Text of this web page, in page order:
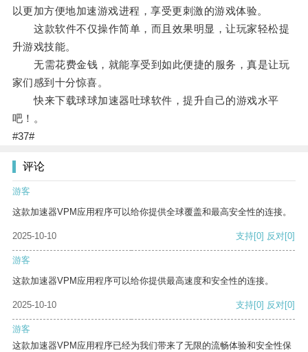
以更加方便地加速游戏进程，享受更刺激的游戏体验。
这款软件不仅操作简单，而且效果明显，让玩家轻松提
升游戏技能。
无需花费金钱，就能享受到如此便捷的服务，真是让玩
家们感到十分惊喜。
快来下载球球加速器吐球软件，提升自己的游戏水平
吧！。
#37#
评论
游客
这款加速器VPM应用程序可以给你提供全球覆盖和最高安全性的连接。
2025-10-10 支持[0] 反对[0]
游客
这款加速器VPM应用程序可以给你提供最高速度和安全性的连接。
2025-10-10 支持[0] 反对[0]
游客
这款加速器VPM应用程序已经为我们带来了无限的流畅体验和安全性保